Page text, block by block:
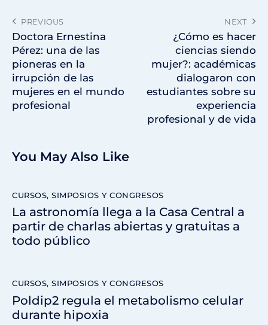
PREVIOUS
Doctora Ernestina
Pérez: una de las
pioneras en la
irrupción de las
mujeres en el mundo
profesional
NEXT
¿Cómo es hacer
ciencias siendo
mujer?: académicas
dialogaron con
estudiantes sobre su
experiencia
profesional y de vida
You May Also Like
CURSOS, SIMPOSIOS Y CONGRESOS
La astronomía llega a la Casa Central a
partir de charlas abiertas y gratuitas a
todo público
CURSOS, SIMPOSIOS Y CONGRESOS
Poldip2 regula el metabolismo celular
durante hipoxia